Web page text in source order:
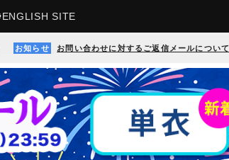
ENGLISH SITE
お知らせ お問い合わせに対するご返信メールについて